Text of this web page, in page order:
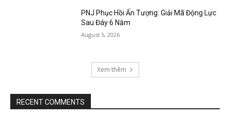
PNJ Phục Hồi Ấn Tượng: Giải Mã Động Lực
Sau Đáy 6 Năm
August 5, 2026
Xem thêm
RECENT COMMENTS